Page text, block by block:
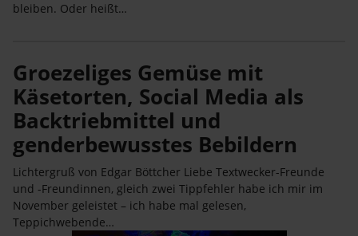
bleiben. Oder heißt…
Groezeliges Gemüse mit
Käsetorten, Social Media als
Backtriebmittel und
genderbewusstes Bebildern
Lichtergruß von Edgar Böttcher Liebe Textwecker-Freunde
und -Freundinnen, gleich zwei Tippfehler habe ich mir im
November geleistet – ich habe mal gelesen,
Teppichwebende…